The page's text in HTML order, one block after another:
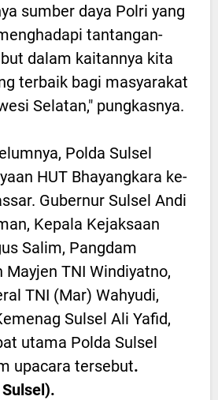
sumber daya Polri yang
tantangan-
dalam kaitannya kita
terbaik bagi masyarakat
Selatan," pungkasnya.
Polda Sulsel
HUT Bhayangkara ke-
Gubernur Sulsel Andi
Kepala Kejaksaan
Salim, Pangdam
TNI Windiyatno,
TNI (Mar) Wahyudi,
Sulsel Ali Yafid,
utama Polda Sulsel
upacara tersebut.